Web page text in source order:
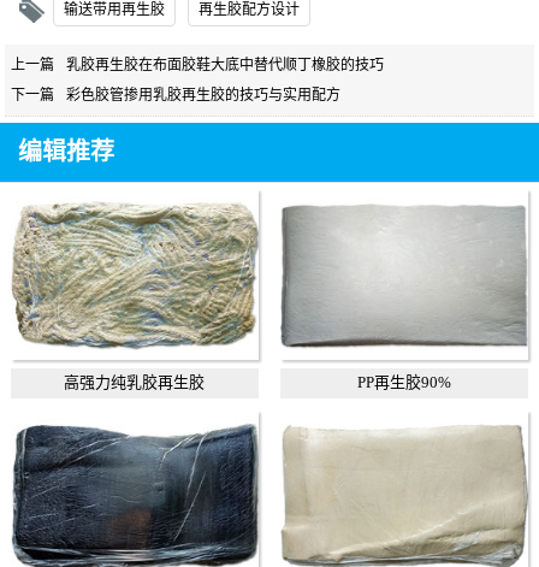
输送带用再生胶 再生胶配方设计
上一篇
乳胶再生胶在布面胶鞋大底中替代顺丁橡胶的技巧
下一篇
彩色胶管掺用乳胶再生胶的技巧与实用配方
编辑推荐
高强力纯乳胶再生胶 PP再生胶90%